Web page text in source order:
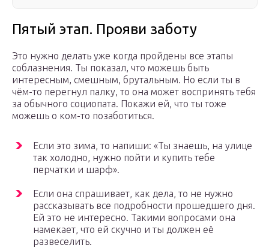
Пятый этап. Прояви заботу
Это нужно делать уже когда пройдены все этапы
соблазнения. Ты показал, что можешь быть
интересным, смешным, брутальным. Но если ты в
чём-то перегнул палку, то она может воспринять тебя
за обычного социопата. Покажи ей, что ты тоже
можешь о ком-то позаботиться.
Если это зима, то напиши: «Ты знаешь, на улице
так холодно, нужно пойти и купить тебе
перчатки и шарф».
Если она спрашивает, как дела, то не нужно
рассказывать все подробности прошедшего дня.
Ей это не интересно. Такими вопросами она
намекает, что ей скучно и ты должен её
развеселить.